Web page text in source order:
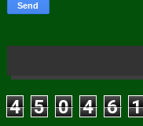
4 5 0 4 6 1